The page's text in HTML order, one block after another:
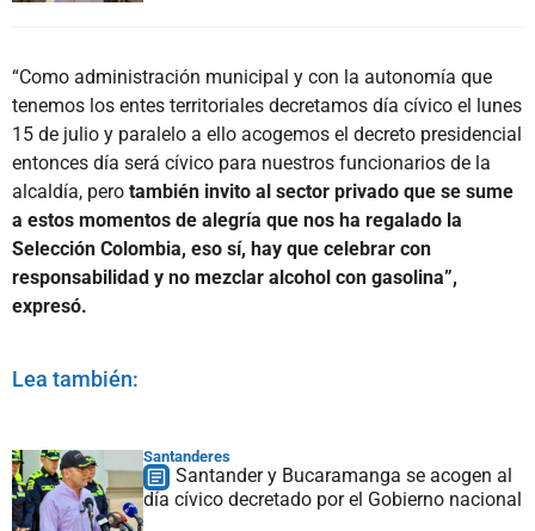
“Como administración municipal y con la autonomía que
tenemos los entes territoriales decretamos día cívico el lunes
15 de julio y paralelo a ello acogemos el decreto presidencial
entonces día será cívico para nuestros funcionarios de la
alcaldía, pero también invito al sector privado que se sume
a estos momentos de alegría que nos ha regalado la
Selección Colombia, eso sí, hay que celebrar con
responsabilidad y no mezclar alcohol con gasolina”,
expresó.
Lea también:
Santanderes
Santander y Bucaramanga se acogen al
día cívico decretado por el Gobierno nacional